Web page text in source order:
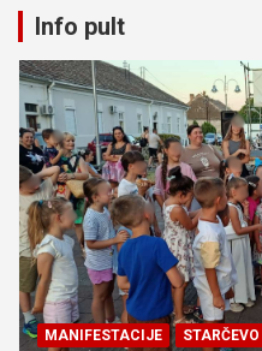
Info pult
MANIFESTACIJE STARČEVO